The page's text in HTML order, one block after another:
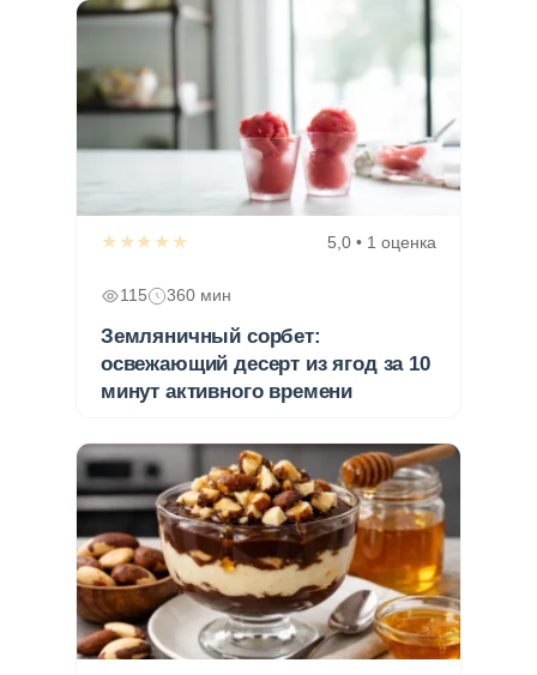
★★★★★ 5,0 • 1 оценка
115 360 мин
Земляничный сорбет:
освежающий десерт из ягод за 10
минут активного времени